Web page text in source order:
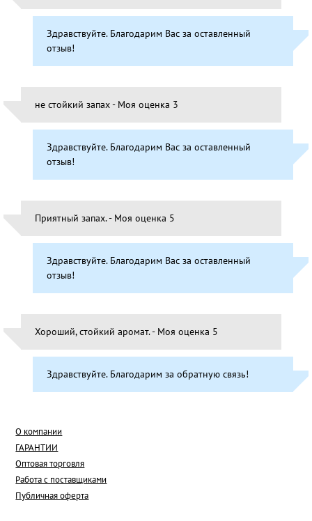
Здравствуйте. Благодарим Вас за оставленный
отзыв!
не стойкий запах - Моя оценка 3
Здравствуйте. Благодарим Вас за оставленный
отзыв!
Приятный запах. - Моя оценка 5
Здравствуйте. Благодарим Вас за оставленный
отзыв!
Хороший, стойкий аромат. - Моя оценка 5
Здравствуйте. Благодарим за обратную связь!
О компании
ГАРАНТИИ
Оптовая торговля
Работа с поставщиками
Публичная оферта